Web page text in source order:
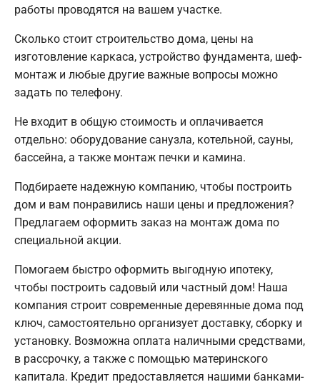
работы проводятся на вашем участке.
Сколько стоит строительство дома, цены на
изготовление каркаса, устройство фундамента, шеф-
монтаж и любые другие важные вопросы можно
задать по телефону.
Не входит в общую стоимость и оплачивается
отдельно: оборудование санузла, котельной, сауны,
бассейна, а также монтаж печки и камина.
Подбираете надежную компанию, чтобы построить
дом и вам понравились наши цены и предложения?
Предлагаем оформить заказ на монтаж дома по
специальной акции.
Помогаем быстро оформить выгодную ипотеку,
чтобы построить садовый или частный дом! Наша
компания строит современные деревянные дома под
ключ, самостоятельно организует доставку, сборку и
установку. Возможна оплата наличными средствами,
в рассрочку, а также с помощью материнского
капитала. Кредит предоставляется нашими банками-